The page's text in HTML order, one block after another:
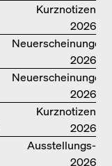
Kurznotizen
2026
Neuerscheinungen
2026
Neuerscheinungen
2026
Kurznotizen
2026
Ausstellungs­
kataloge
2026